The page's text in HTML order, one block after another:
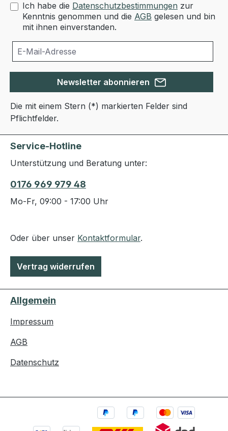
Ich habe die Datenschutzbestimmungen zur
Kenntnis genommen und die AGB gelesen und bin
mit ihnen einverstanden.
Newsletter abonnieren
Die mit einem Stern (*) markierten Felder sind
Pflichtfelder.
Service-Hotline
Unterstützung und Beratung unter:
0176 969 979 48
Mo-Fr, 09:00 - 17:00 Uhr
Oder über unser Kontaktformular.
Vertrag widerrufen
Allgemein
Impressum
AGB
Datenschutz